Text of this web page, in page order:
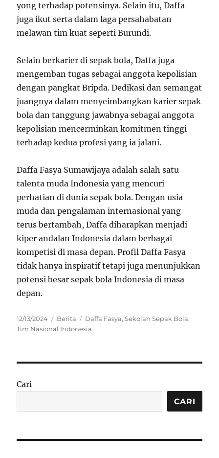
yong terhadap potensinya. Selain itu, Daffa
juga ikut serta dalam laga persahabatan
melawan tim kuat seperti Burundi.
Selain berkarier di sepak bola, Daffa juga
mengemban tugas sebagai anggota kepolisian
dengan pangkat Bripda. Dedikasi dan semangat
juangnya dalam menyeimbangkan karier sepak
bola dan tanggung jawabnya sebagai anggota
kepolisian mencerminkan komitmen tinggi
terhadap kedua profesi yang ia jalani.
Daffa Fasya Sumawijaya adalah salah satu
talenta muda Indonesia yang mencuri
perhatian di dunia sepak bola. Dengan usia
muda dan pengalaman internasional yang
terus bertambah, Daffa diharapkan menjadi
kiper andalan Indonesia dalam berbagai
kompetisi di masa depan. Profil Daffa Fasya
tidak hanya inspiratif tetapi juga menunjukkan
potensi besar sepak bola Indonesia di masa
depan.
Posted
on
12/13/2024 Categories
Berita Tags
Daffa Fasya,Sekolah Sepak Bola,
Tim Nasional Indonesia
Cari
CARI